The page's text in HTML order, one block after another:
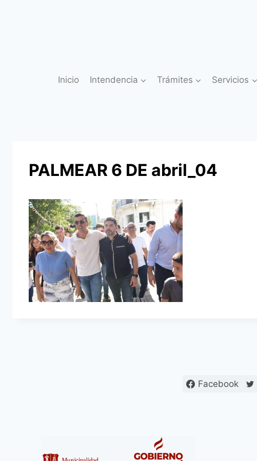
Inicio Intendencia Trámites Servicios
PALMEAR 6 DE abril_04
Facebook